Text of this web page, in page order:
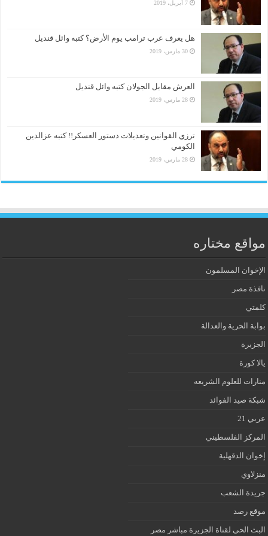
7 أبريل، 2019
هل يعرف عرب ترامب يوم الأرض؟ كتبه وائل قنديل
30 مارس، 2019
العرش مقابل الجولان كتبه وائل قنديل
28 مارس، 2019
ترزي القوانين وتعديلات دستور العسكر!! كتبه عزالدين
الكومي
28 مارس، 2019
مواقع مختاره
الإخوان المسلمون
نافذة مصر
كلمتي
بوابة الحرية والعدالة
الجزيرة
يالا كورة
منارات للعلوم الشريعه
شبكة صيد الفوائد
عربي 21
المركز الفلسطيني
إخوان الدقهلية
منزلاوي
جريدة الشعب
موقع رصد
البث الحى لقناة الجزيرة مباشر مصر